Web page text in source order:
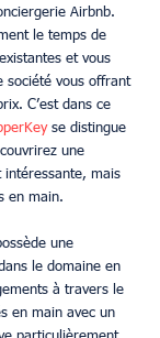
Airbnb.
le temps de
et vous
société vous offrant
C’est dans ce
se distingue
une
mais
en main.
une
le domaine en
à travers le
en main avec un